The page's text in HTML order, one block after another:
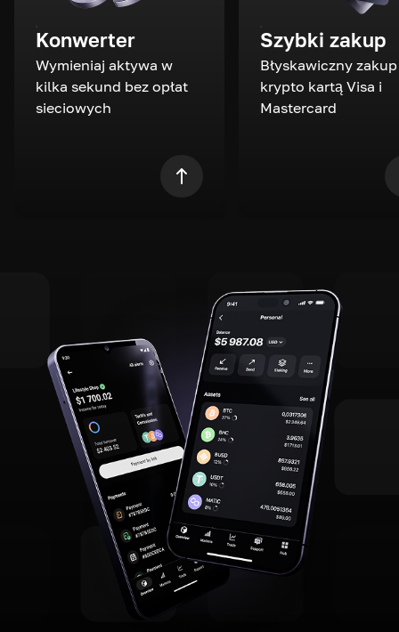
Konwerter
Wymieniaj aktywa w
kilka sekund bez opłat
sieciowych
Szybki zakup
Błyskawiczny zakup
krypto kartą Visa i
Mastercard